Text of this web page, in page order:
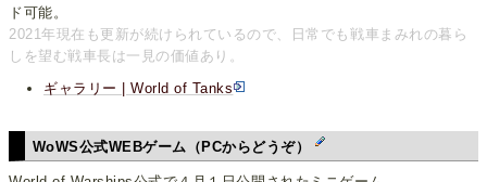
ド可能。
2021年現在も更新が続けられているので、日常でも戦車まみれの暮ら
しを望む戦車長は一見の価値あり。
ギャラリー | World of Tanks
WoWS公式WEBゲーム（PCからどうぞ）